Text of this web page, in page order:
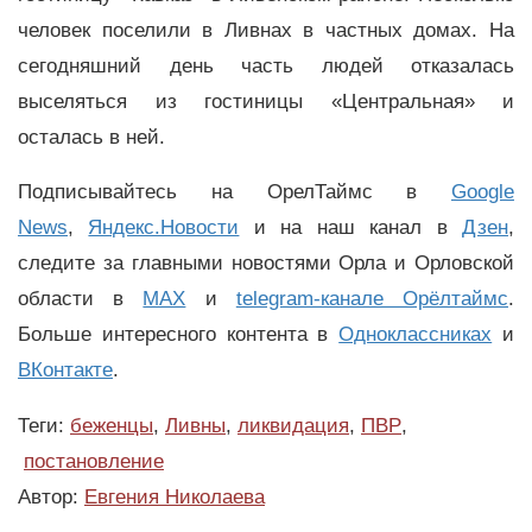
человек поселили в Ливнах в частных домах. На
сегодняшний день часть людей отказалась
выселяться из гостиницы «Центральная» и
осталась в ней.
Подписывайтесь на ОрелТаймс в Google
News, Яндекс.Новости и на наш канал вДзен,
следите за главными новостями Орла и Орловской
области в MAX и telegram-канале Орёлтаймс.
Больше интересного контента вОдноклассниках и
ВКонтакте.
Теги: беженцы, Ливны, ликвидация, ПВР,
постановление
Автор: Евгения Николаева